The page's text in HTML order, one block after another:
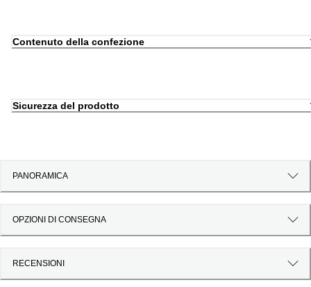
Contenuto della confezione
Sicurezza del prodotto
PANORAMICA
OPZIONI DI CONSEGNA
RECENSIONI